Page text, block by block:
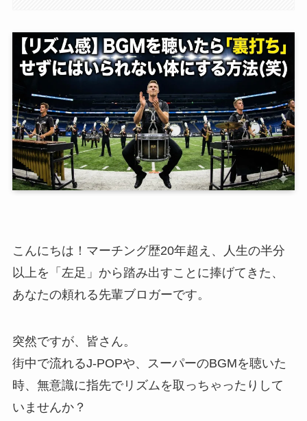
こんにちは！マーチング歴20年超え、人生の半分
以上を「左足」から踏み出すことに捧げてきた、
あなたの頼れる先輩ブロガーです。
突然ですが、皆さん。
街中で流れるJ-POPや、スーパーのBGMを聴いた
時、無意識に指先でリズムを取っちゃったりして
いませんか？